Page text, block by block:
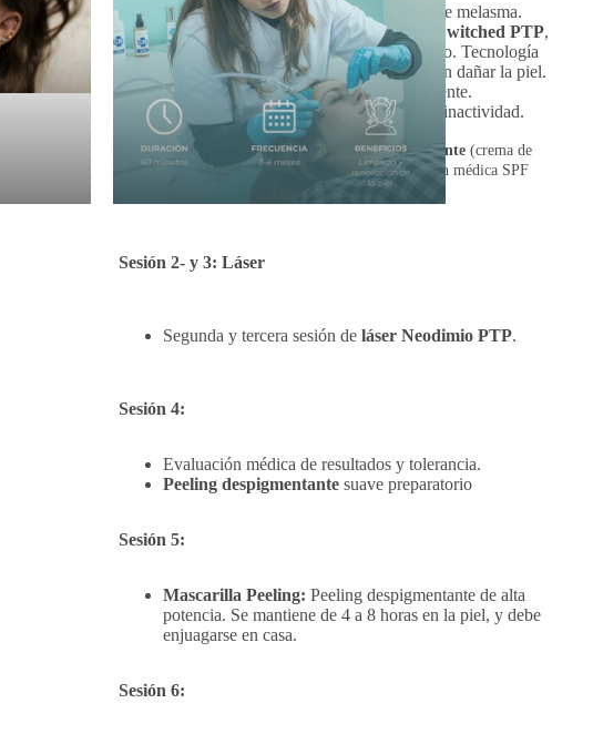
Valoración completa y análisis del tipo de melasma.
Primera
sesión con láser Neodimio Q-Switched PTP,
parámetros adaptados al tipo de pigmento. Tecnología
no ablativa que fragmenta la melanina sin dañar la piel.
Ideal para melasma inflamatorio o resistente.
Sesiones rápidas, sin dolor ni tiempo de inactividad.
Entrega
kit domiciliario despigmentante (crema de
mantenimiento, antioxidante y fotoprotección médica SPF
Sesión 2- y 3: Láser
Segunda y tercera sesión de láser Neodimio PTP.
Sesión 4:
Evaluación médica de resultados y tolerancia.
Peeling despigmentante suave preparatorio
Sesión 5:
Mascarilla Peeling: Peeling despigmentante de alta
potencia. Se mantiene de 4 a 8 horas en la piel, y debe
enjuagarse en casa.
Sesión 6: